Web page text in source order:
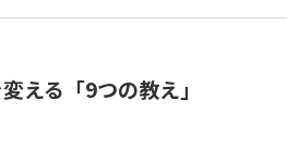
える「9つの教え」